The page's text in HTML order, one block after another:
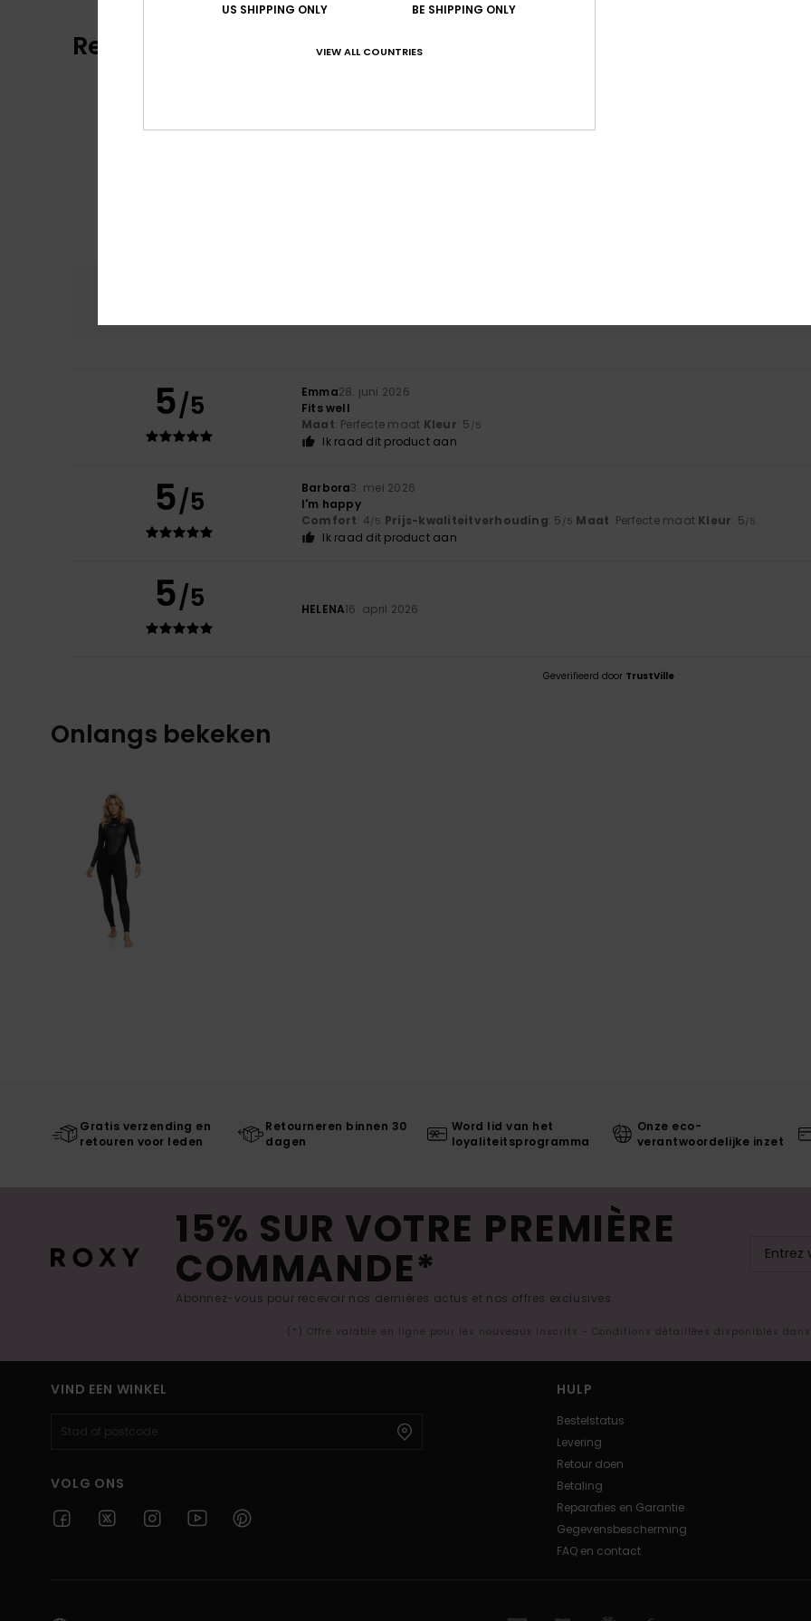
Reviews van klanten
5/5 Emma28. juni 2026
Fits well
Maat: Perfecte maat Kleur: 5 /5
Ik raad dit product aan
5/5 Barbora3. mei 2026
I'm happy
Comfort: 4/5 Prijs-kwaliteitverhouding: 5 /5 Maat: Perfecte maat Kleur: 5/5
Ik raad dit product aan
5/5 HELENA16. april 2026
Geverifieerd door TrustVille
Onlangs bekeken
Gratis verzending en
retouren voor leden
Retourneren binnen 30
dagen
Word lid van het
loyaliteitsprogramma
Onze eco-
verantwoordelijke inzet
15% SUR VOTRE PREMIÈRE
COMMANDE*
Abonnez-vous pour recevoir nos dernières actus et nos offres exclusives.
(*) Offre valable en ligne pour les nouveaux inscrits - Conditions détaillées disponibles
VIND EEN WINKEL
VOLG ONS
HULP
Bestelstatus
Levering
Retour doen
Betaling
Reparaties en Garantie
Gegevensbescherming
FAQ en contact
US SHIPPING ONLY BE SHIPPING ONLY
VIEW ALL COUNTRIES